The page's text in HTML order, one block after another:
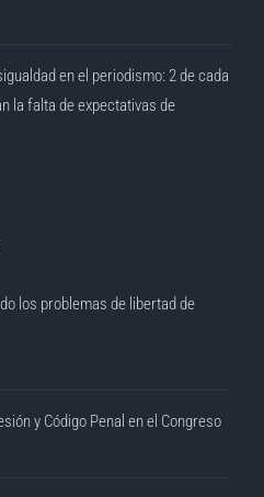
en el periodismo: 2 de cada
la falta de expectativas de
los problemas de libertad de
y Código Penal en el Congreso